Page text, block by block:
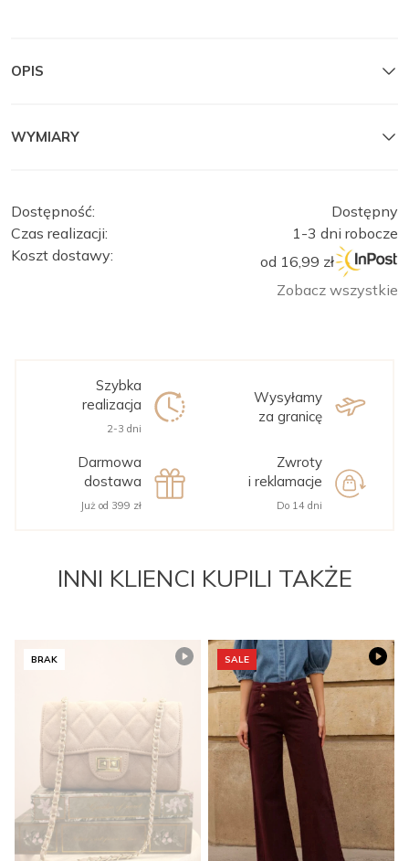
OPIS
WYMIARY
Dostępność:
Dostępny
Czas realizacji:
1-3 dni robocze
Koszt dostawy:
od 16,99 zł
Zobacz wszystkie
Szybka
realizacja
2-3 dni
Wysyłamy
za granicę
Darmowa
dostawa
Już od 399 zł
Zwroty
i reklamacje
Do 14 dni
INNI KLIENCI KUPILI TAKŻE
BRAK SALE